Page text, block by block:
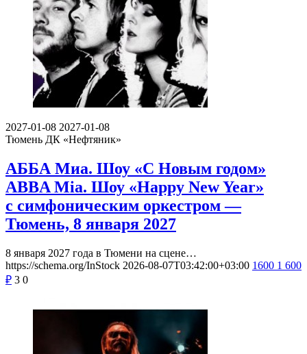
2027-01-08 2027-01-08
Тюмень ДК «Нефтяник»
АББА Миа. Шоу «С Новым годом»
ABBA Mia. Шоу «Happy New Year»
с симфоническим оркестром —
Тюмень, 8 января 2027
8 января 2027 года в Тюмени на сцене…
https://schema.org/InStock 2026-08-07T03:42:00+03:00 1600 1 600
₽ 3 0